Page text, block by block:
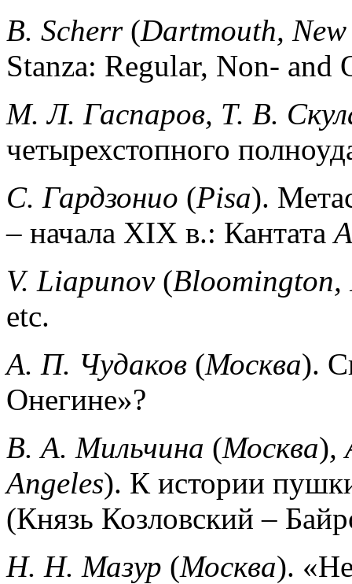
В. Scherr(Dartmouth,
Stanza: Regular, Non- and
M. Л. Гаспаров, Т. В.
четырехстопного
С. Гардзонио (Pisa).
– начала XIX в.: Кантата
V. Liapunov(
etc.
А. П. Чудаков (Москва).
Онегине»?
В. А. Мильчина (Москва),
Angeles). К истории
(Князь Козловский –
Н. Н. Мазур (Москва).